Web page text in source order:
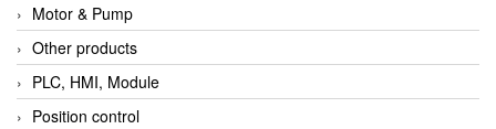
Motor & Pump
Other products
PLC, HMI, Module
Position control